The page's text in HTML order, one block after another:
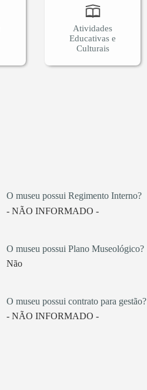
O museu possui Regimento Interno?
- NÃO INFORMADO -
O museu possui Plano Museológico?
Não
O museu possui contrato para gestão?
- NÃO INFORMADO -
Atividades
Educativas e
Culturais